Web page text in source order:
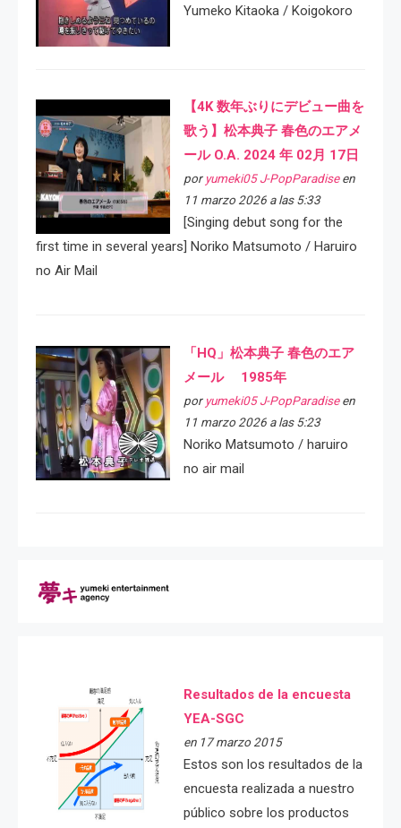
Yumeko Kitaoka / Koigokoro
【4K 数年ぶりにデビュー曲を
歌う】松本典子 春色のエアメ
ール O.A. 2024 年 02月 17日
por yumeki05 J-PopParadiseen
11 marzo 2026 a las 5:33
[Singing debut song for the
first time in several years] Noriko Matsumoto / Haruiro
no Air Mail
「HQ」松本典子 春色のエア
メール 1985年
por yumeki05 J-PopParadiseen
11 marzo 2026 a las 5:23
Noriko Matsumoto / haruiro
no air mail
Resultados de la encuesta
YEA-SGC
en 17 marzo 2015
Estos son los resultados de la
encuesta realizada a nuestro
público sobre los productos